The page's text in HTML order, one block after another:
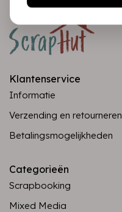
Klantenservice
Informatie
Verzending en retourneren
Betalingsmogelijkheden
Categorieën
Scrapbooking
Mixed Media